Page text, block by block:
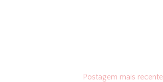
Postagem mais recente